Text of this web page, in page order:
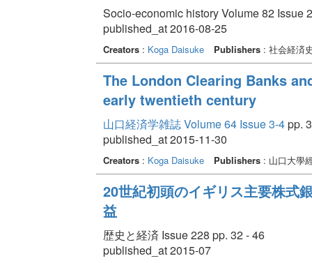
Socio-economic history Volume 82 Issue
published_at 2016-08-25
Creators: Koga Daisuke Publishers: 社会経済
The London Clearing Banks
early twentieth century
山口経済学雑誌 Volume 64 Issue 3-4pp.
published_at 2015-11-30
Creators: Koga Daisuke Publishers: 山口大學
20世紀初頭のイギリス主要株式
益
歴史と経済 Issue 228 pp. 32 - 46
published_at 2015-07